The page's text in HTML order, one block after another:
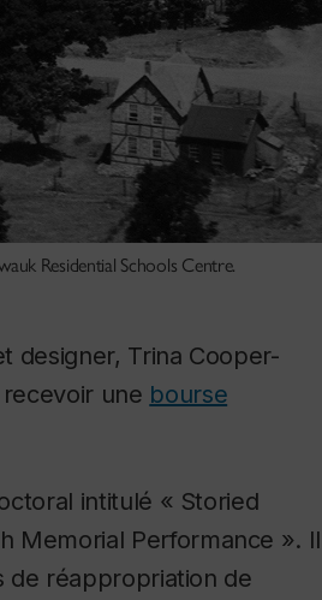
Residential Schools Centre.
designer, Trina Cooper-
une bourse
intitulé « Storied
Memorial Performance ». Il
de réappropriation de